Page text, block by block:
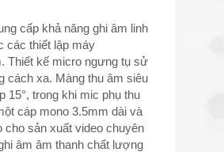
cấp khả năng ghi âm linh
các thiết lập máy
Thiết kế micro ngưng tụ sử
cách xa. Màng thu âm siêu
15°, trong khi mic phụ thu
cáp mono 3.5mm dài và
cho sản xuất video chuyên
âm âm thanh chất lượng